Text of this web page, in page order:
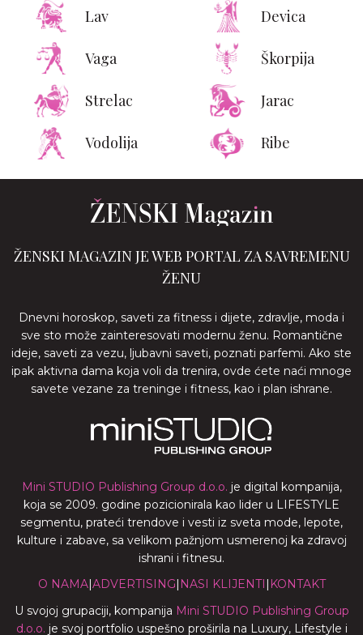
Lav Devica
Vaga Škorpija
Strelac Jarac
Vodolija Ribe
ŽENSKI MAGAZIN JE WEB PORTAL ZA SAVREMENU
ŽENU
Dnevni horoskop, saveti za fitness i dijete, zdravlje, moda i
sve sto može zainteresovati modernu ženu. Romantične
ideje, saveti za vezu, ljubavni saveti, poznati parfemi. Ako ste
ipak aktivna dama koja voli da trenira, ovde ćete naći mnoge
savete vezane za treninge i fitness, kao i plan ishrane.
Mini STUDIO Publishing Group d.o.o. je digital kompanija,
koja se 2009. godine pozicionirala kao lider u LIFESTYLE
segmentu, prateći trendove i vesti iz sveta mode, lepote,
kulture i zabave, sa velikom pažnjom usmerenoj ka zdravoj
ishrani i fitnesu.
O NAMA|ADVERTISING| NASI KLIJENTI | KONTAKT
U svojoj grupaciji, kompanija Mini STUDIO Publishing Group
d.o.o. je svoj portfolio uspešno proširila na Luxury, Lifestyle i